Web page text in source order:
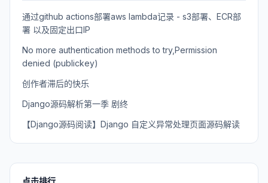
通过github actions部署aws lambda记录 - s3部署、ECR部
署 以及固定出口IP
No more authentication methods to try,Permission
denied (publickey)
创作者滞后的快乐
Django源码解析第一季 剧终
【Django源码阅读】Django 自定义异常处理页面源码解读